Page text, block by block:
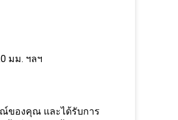
มม. ฯลฯ
ของคุณ และได้รับการ